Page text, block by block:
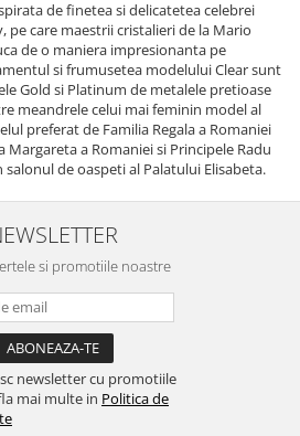
de finetea si delicatetea celebrei
care maestrii cristalieri de la Mario
de o maniera impresionanta pe
si frumusetea modelului Clear sunt
Gold si Platinum de metalele pretioase
meandrele celui mai feminin model al
preferat de Familia Regala a Romaniei
Margareta a Romaniei si Principele Radu
de oaspeti al Palatului Elisabeta.
si promotiile noastre
newsletter cu promotiile
mai multe in Politica de